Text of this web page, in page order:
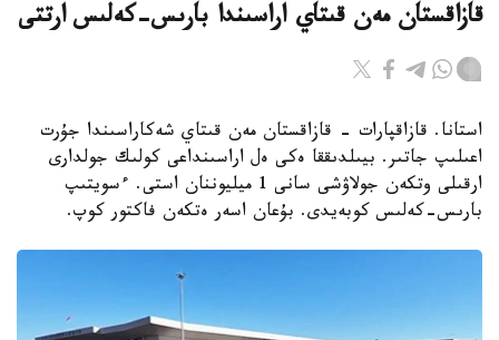
قازاقستان مەن قىتاي اراسىندا بارىس-كەلىس ارتتى
استانا. قازاقپارات - قازاقستان مەن قىتاي شەكاراسىندا جۇرت
اعىلىپ جاتىر. بيىلدىققا ەكى ەل اراسىنداعى كولىك جولدارى
ارقىلى وتكەن جولاۋشى سانى 1 ميليوننان استى. ءسويتىپ
بارىس-كەلىس كوبەيدى. بۇعان اسەر ەتكەن فاكتور كوپ.